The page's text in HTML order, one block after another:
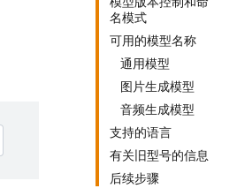
名模式
可用的模型名称
通用模型
图片生成模型
音频生成模型
支持的语言
有关旧型号的信息
后续步骤